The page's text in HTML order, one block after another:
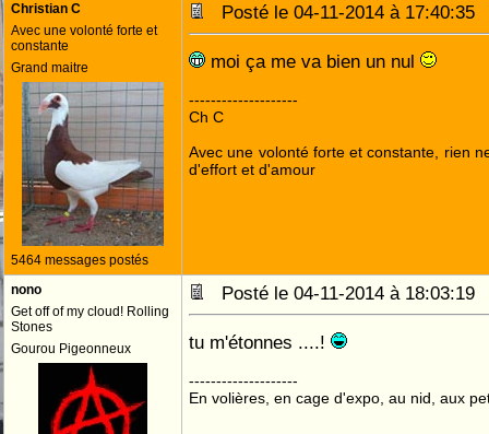
Christian C
Avec une volonté forte et
constante
Grand maitre
5464 messages postés
Posté le 04-11-2014 à
moi ça me va bien un nul
--------------------
Ch C
Avec une volonté forte et constante, rien
d'effort et d'amour
nono
Get off of my cloud! Rolling
Stones
Gourou Pigeonneux
Posté le 04-11-2014 à
tu m'étonnes ....!
--------------------
En volières, en cage d'expo, au nid, aux